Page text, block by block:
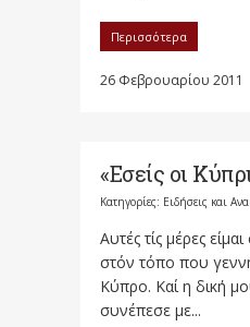
Περισσότερα
26 Φεβρουαρίου 2011
«Εσείς οι
Κατηγορίες: Ειδήσεις και
Αυτές τίς μέρες
στόν τόπο που
Κύπρο. Καί η δική
συνέπεσε με...